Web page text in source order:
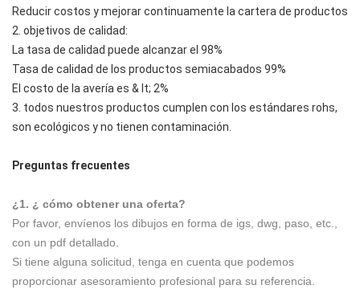
Reducir costos y mejorar continuamente la cartera de productos
2. objetivos de calidad:
La tasa de calidad puede alcanzar el 98%
Tasa de calidad de los productos semiacabados 99%
El costo de la avería es & lt; 2%
3. todos nuestros productos cumplen con los estándares rohs,
son ecológicos y no tienen contaminación.
Preguntas frecuentes
¿1. ¿ cómo obtener una oferta?
Por favor, envíenos los dibujos en forma de igs, dwg, paso, etc.,
con un pdf detallado.
Si tiene alguna solicitud, tenga en cuenta que podemos
proporcionar asesoramiento profesional para su referencia.